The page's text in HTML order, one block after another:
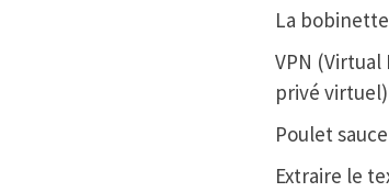
La
VPN
privé virtuel)
Poulet
Extraire le